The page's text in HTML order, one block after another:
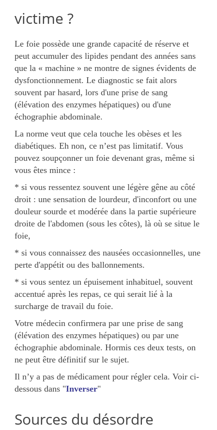
victime ?
Le foie possède une grande capacité de réserve et
peut accumuler des lipides pendant des années sans
que la « machine » ne montre de signes évidents de
dysfonctionnement. Le diagnostic se fait alors
souvent par hasard, lors d'une prise de sang
(élévation des enzymes hépatiques) ou d'une
échographie abdominale.
La norme veut que cela touche les obèses et les
diabétiques. Eh non, ce n’est pas limitatif. Vous
pouvez soupçonner un foie devenant gras, même si
vous êtes mince :
* si vous ressentez souvent une légère gêne au côté
droit : une sensation de lourdeur, d'inconfort ou une
douleur sourde et modérée dans la partie supérieure
droite de l'abdomen (sous les côtes), là où se situe le
foie,
* si vous connaissez des nausées occasionnelles, une
perte d'appétit ou des ballonnements.
* si vous sentez un épuisement inhabituel, souvent
accentué après les repas, ce qui serait lié à la
surcharge de travail du foie.
Votre médecin confirmera par une prise de sang
(élévation des enzymes hépatiques) ou par une
échographie abdominale. Hormis ces deux tests, on
ne peut être définitif sur le sujet.
Il n’y a pas de médicament pour régler cela. Voir ci-
dessous dans "Inverser"
Sources du désordre